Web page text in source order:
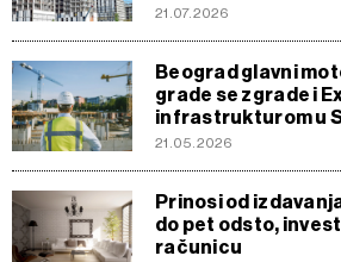
21.07.2026
Beograd glavni
grade se zgrade i
infrastrukturom u
21.05.2026
Prinosi od
do pet odsto,
računicu